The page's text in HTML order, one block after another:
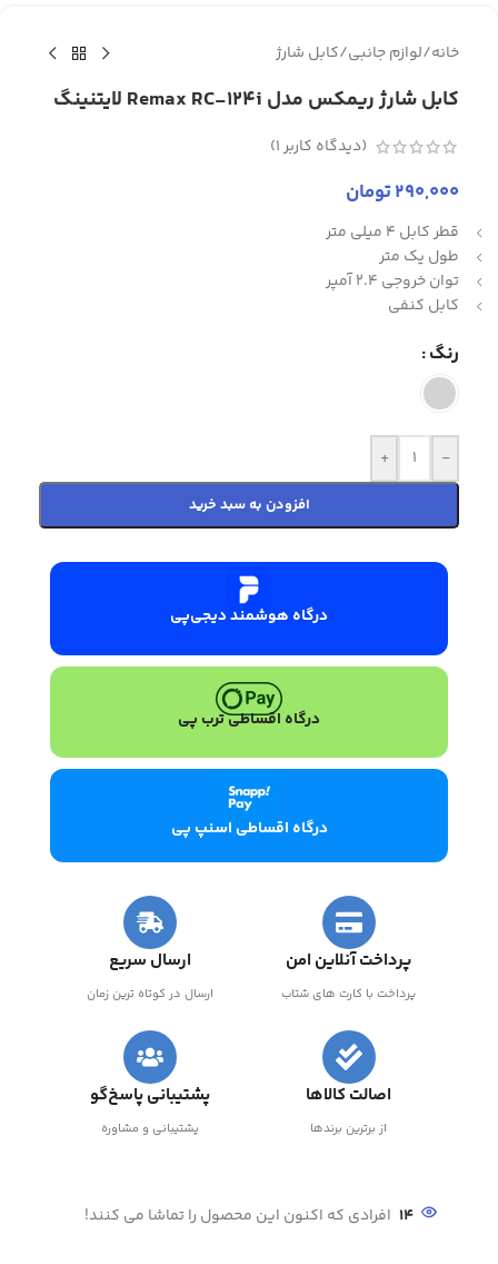
خانه/لوازم جانبی/کابل شارژ
کابل شارژ ریمکس مدل Remax RC-124i لایتنینگ
(دیدگاه کاربر1
)
290,000تومان
قطر کابل 4 میلی متر
طول یک متر
توان خروجی 2.4 آمپر
کابل کنفی
رنگ
-
+
افزودن به سبد خرید
درگاه هوشمند دیجی‌پی
درگاه اقساطی ترب پی
درگاه اقساطی اسنپ پی
پرداخت آنلاین امن
پرداخت با کارت های شتاب
ارسال سریع
ارسال در کوتاه ترین زمان
اصالت کالاها
از برترین برندها
پشتیبانی پاسخ‌گو
پشتیبانی و مشاوره
14 افرادی که اکنون این محصول را تماشا می کنند!